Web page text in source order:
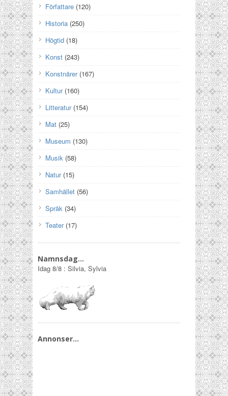
Författare (120)
Historia (250)
Högtid (18)
Konst (243)
Konstnärer(167)
Kultur(160)
Litteratur(154)
Mat (25)
Museum (130)
Musik (58)
Natur(15)
Samhället (56)
Språk (34)
Teater(17)
Namnsdag…
Idag 8/8 : Silvia, Sylvia
Annonser…